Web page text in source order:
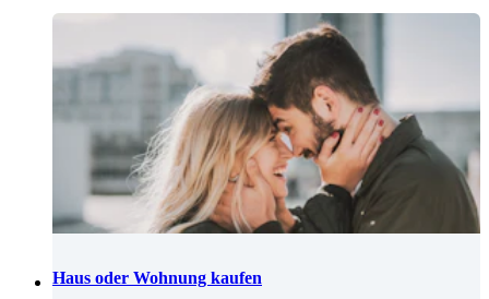
Haus oder Wohnung kaufen